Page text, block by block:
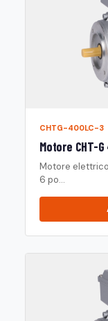
CHTG-400LC-3
Motore CHT-
Motore
6 po...